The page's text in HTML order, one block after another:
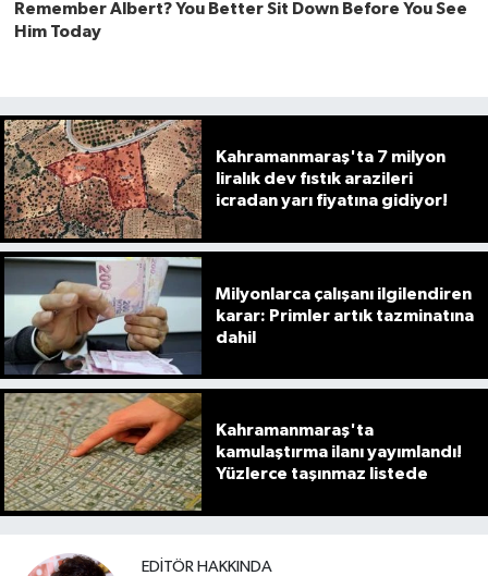
Kahramanmaraş'ta 7 milyon
liralık dev fıstık arazileri
icradan yarı fiyatına gidiyor!
Milyonlarca çalışanı ilgilendiren
karar: Primler artık tazminatına
dahil
Kahramanmaraş'ta
kamulaştırma ilanı yayımlandı!
Yüzlerce taşınmaz listede
EDITÖR HAKKINDA